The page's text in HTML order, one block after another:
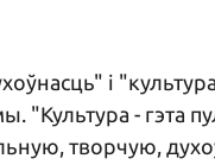
і
"Культура - гэта
творчую,